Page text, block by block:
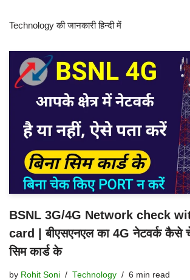
Technology की जानकारी हिन्दी में
BSNL 3G/4G Network check
card | बीएसएनएल का 4G नेटवर्क कैसे
सिम कार्ड के
by Rohit Soni Technology 6 min read